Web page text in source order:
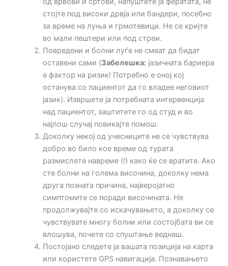
стојте под високи дрвја или бандери, посебно
за време на луња и грмотевици. Не се кријте
во мали пештери или под стреи.
Повредени и болни луѓе не смеат да бидат
оставени сами (Забелешка:јазичната бариера
е фактор на ризик! Потребно е оној кој
останува со пациентот да го владее неговиот
јазик). Извршете ја потребната интервенција
над пациентот, заштитете го од студ и во
најлош случај повикајте помош.
Доколку некој од учесниците не се чувствува
добро во било кое време од турата
размислете навреме (!) како ќе се вратите. Ако
сте болни на голема височина, доколку нема
друга позната причина, најверојатно
симптомите се поради височината. Не
продолжувајте со искачувањето, а доколку се
чувствувате многу болни или состојбата ви се
влошува, почете со спуштање веднаш.
Постојано следете ја вашата позиција на карта
или користете GPS навигација. Познавањето